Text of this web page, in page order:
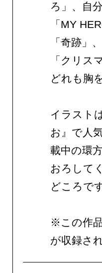
ろ」、自
「MY
「奇跡」
「クリス
どれも胸
イラスト
お』で人
載中の環
おろして
どころです
※この作
が収録さ